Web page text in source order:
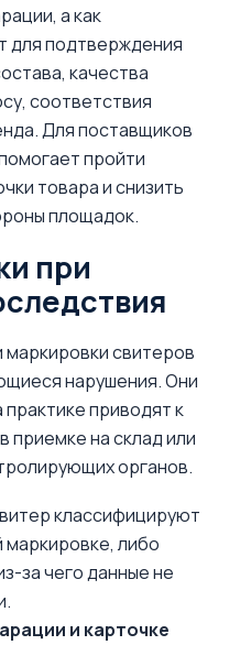
а как
для подтверждения
качества
соответствия
Для поставщиков
пройти
товара и снизить
площадок.
при
свитеров
нарушения. Они
приводят к
приемке на склад или
органов.
классифицируют
либо
за чего данные не
и карточке